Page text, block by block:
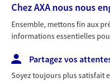
N° Orias * (orias.fr) : EIRL MANSION
(22005641); EI ADAM FABRICE
Chez AXA nous nous
Ensemble, mettons fin aux
informations essentielles
Partagez vos
Soyez toujours plus satisfait